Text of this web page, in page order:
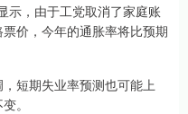
示，由于工党取消了家庭账
价，今年的通胀率将比预期
短期失业率预测也可能上
。